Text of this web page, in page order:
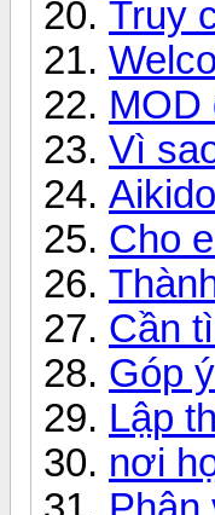
Truy
MOD
Vì
Cho
Cần
Góp
Lập
nơi